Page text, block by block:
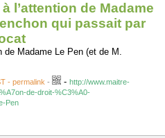
l’attention de Madame
qui passait par
de Madame Le Pen (et de M.
- permalink - - http://www.maitre-
de-droit-%C3%A0-
Pen